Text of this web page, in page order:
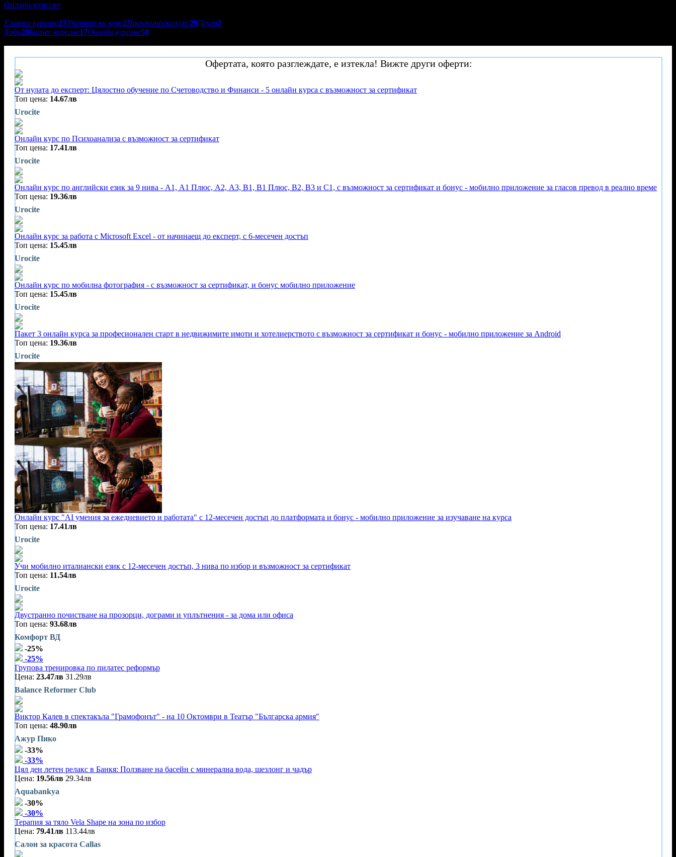
Онлайн курсове
Езикови курсове25Ученически курс2Практически курс29Други2
Хоби20Бизнес курсове17Онлайн курсове58
Офертата, която разглеждате, е изтекла! Вижте други оферти:
От нулата до експерт: Цялостно обучение по Счетоводство и Финанси - 5 онлайн курса с възможност за сертификат
Топ цена: 14.67лв
Urocite
Онлайн курс по Психоанализа с възможност за сертификат
Топ цена: 17.41лв
Urocite
Онлайн курс по английски език за 9 нива - А1, A1 Плюс, А2, А3, В1, В1 Плюс, В2, В3 и С1, с възможност за сертификат и бонус - мобилно приложение за гласов превод в реално време
Топ цена: 19.36лв
Urocite
Онлайн курс за работа с Microsoft Excel - от начинаещ до експерт, с 6-месечен достъп
Топ цена: 15.45лв
Urocite
Онлайн курс по мобилна фотография - с възможност за сертификат, и бонус мобилно приложение
Топ цена: 15.45лв
Urocite
Пакет 3 онлайн курса за професионален старт в недвижимите имоти и хотелиерството с възможност за сертификат и бонус - мобилно приложение за Android
Топ цена: 19.36лв
Urocite
Онлайн курс "AI умения за ежедневието и работата" с 12-месечен достъп до платформата и бонус - мобилно приложение за изучаване на курса
Топ цена: 17.41лв
Urocite
Учи мобилно италиански език с 12-месечен достъп, 3 нива по избор и възможност за сертификат
Топ цена: 11.54лв
Urocite
Двустранно почистване на прозорци, дограми и уплътнения - за дома или офиса
Топ цена: 93.68лв
Комфорт ВД
-25%
-25%
Групова тренировка по пилатес реформър
Цена: 23.47лв 31.29лв
Balance Reformer Club
Виктор Калев в спектакъла "Грамофонът" - на 10 Октомври в Театър "Българска армия"
Топ цена: 48.90лв
Ажур Пико
-33%
-33%
Цял ден летен релакс в Банкя: Ползване на басейн с минерална вода, шезлонг и чадър
Цена: 19.56лв 29.34лв
Aquabankya
-30%
-30%
Терапия за тяло Vela Shape на зона по избор
Цена: 79.41лв 113.44лв
Салон за красота Callas